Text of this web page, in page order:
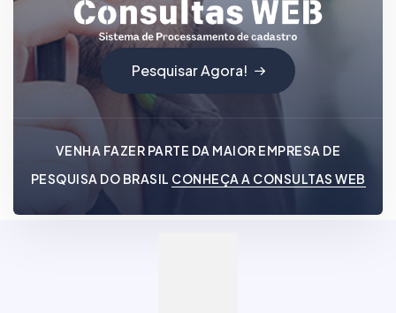
Pesquisar Agora!
VENHA FAZER PARTE DA MAIOR EMPRESA DE
PESQUISA DO BRASIL CONHEÇA A CONSULTAS WEB